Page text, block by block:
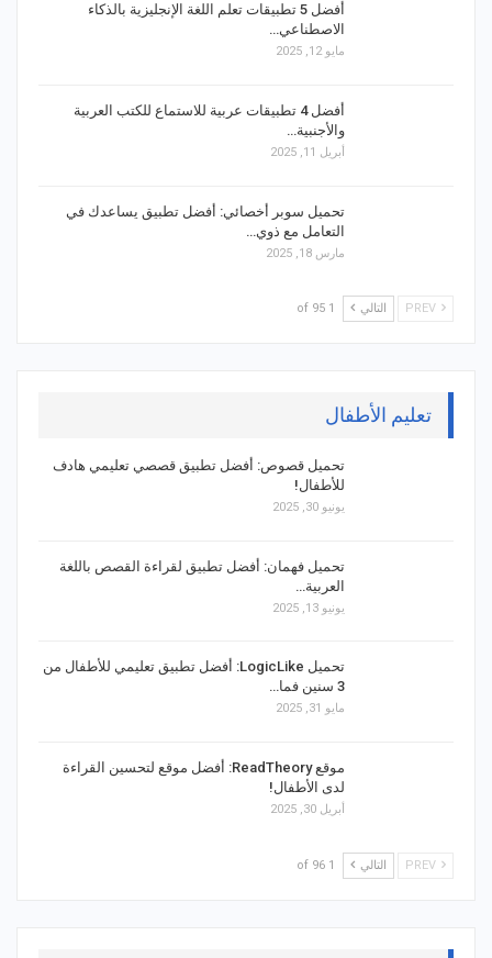
أفضل 5 تطبيقات تعلم اللغة الإنجليزية بالذكاء
الاصطناعي…
مايو 12, 2025
أفضل 4 تطبيقات عربية للاستماع للكتب العربية
والأجنبية…
أبريل 11, 2025
تحميل سوبر أخصائي: أفضل تطبيق يساعدك في
التعامل مع ذوي…
مارس 18, 2025
التالي 1 of 95
تعليم الأطفال
تحميل قصوص: أفضل تطبيق قصصي تعليمي هادف
للأطفال!
يونيو 30, 2025
تحميل فهمان: أفضل تطبيق لقراءة القصص باللغة
العربية…
يونيو 13, 2025
تحميل LogicLike: أفضل تطبيق تعليمي للأطفال من
3 سنين فما…
مايو 31, 2025
موقع ReadTheory: أفضل موقع لتحسين القراءة
لدى الأطفال!
أبريل 30, 2025
التالي 1 of 96